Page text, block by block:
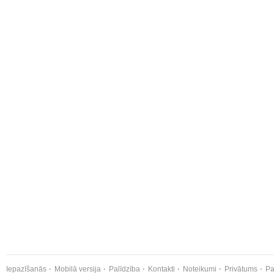
Iepazīšanās Mobilā versija Palīdzība Kontakti Noteikumi Privātums